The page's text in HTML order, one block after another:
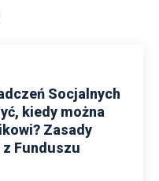
Socjalnych
kiedy można
Zasady
Funduszu